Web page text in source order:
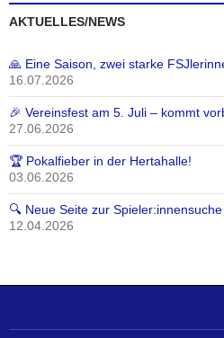
AKTUELLES/NEWS
🙏 Eine Saison, zwei starke
16.07.2026
🎉 Vereinsfest am 5. Juli – kommt
27.06.2026
🏆 Pokalfieber in der Hertahalle!
03.06.2026
🔍 Neue Seite zur Spieler:innensuche
12.04.2026